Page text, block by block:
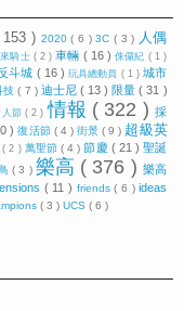
153 ) 2020( 6 )3C ( 3 )
人偶
騎士 ( 2 )車輛 ( 16 )侏儸紀 ( 1 )
斗城 ( 16 ) 玩具總動員 ( 1 ) 城市
技( 7 ) 迪士尼 ( 13 )限量( 31 )
人節( 2 )情報 ( 322 ) 採
)復活節 ( 4 ) 街景( 9 ) 超級英
( 2 ) 萬聖節( 4 )節慶 ( 21 )聖誕
( 3 ) 樂高 ( 376 ) 樂高
( 11 ) friends( 6 )ideas
( 3 ) UCS ( 6 )